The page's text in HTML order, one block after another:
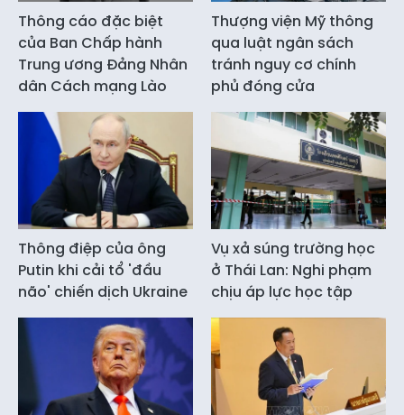
Thông cáo đặc biệt
của Ban Chấp hành
Trung ương Đảng Nhân
dân Cách mạng Lào
Thượng viện Mỹ thông
qua luật ngân sách
tránh nguy cơ chính
phủ đóng cửa
Thông điệp của ông
Putin khi cải tổ 'đầu
não' chiến dịch Ukraine
Vụ xả súng trường học
ở Thái Lan: Nghi phạm
chịu áp lực học tập